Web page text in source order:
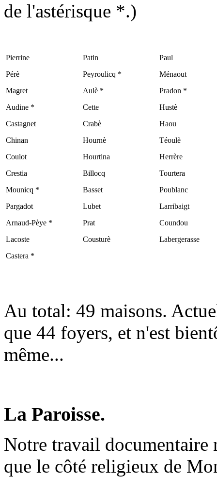
de l'astérisque *.)
Pierrine
Pérè
Magret
Audine *
Castagnet
Chinan
Coulot
Crestia
Mounicq *
Pargadot
Arnaud-Pèye *
Lacoste
Castera *
Patin
Peyroulicq *
Aulè *
Cette
Crabè
Hournè
Hourtina
Billocq
Basset
Lubet
Prat
Cousturè
Paul
Ménaout
Pradon *
Hustè
Haou
Téoulè
Herrère
Tourtera
Poublanc
Larribaigt
Coundou
Labergerasse
Au total: 49 maisons.
que 44 foyers, et n'est
même...
La Paroisse.
Notre travail documentaire
que le côté religieux de